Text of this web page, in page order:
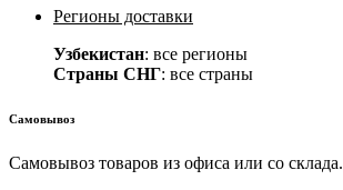
Регионы доставки
Узбекистан: все регионы
Страны СНГ: все страны
Самовывоз
Самовывоз товаров из офиса или со склада.